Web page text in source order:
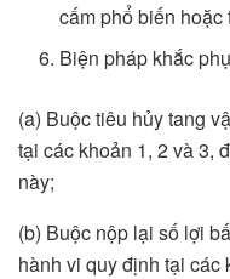
cấm phổ biến hoặc
Biện pháp khắc
(a) Buộc tiêu hủy tang
tại các khoản 1, 2 và 3,
này;
(b) Buộc nộp lại số lợi
hành vi quy định tại các